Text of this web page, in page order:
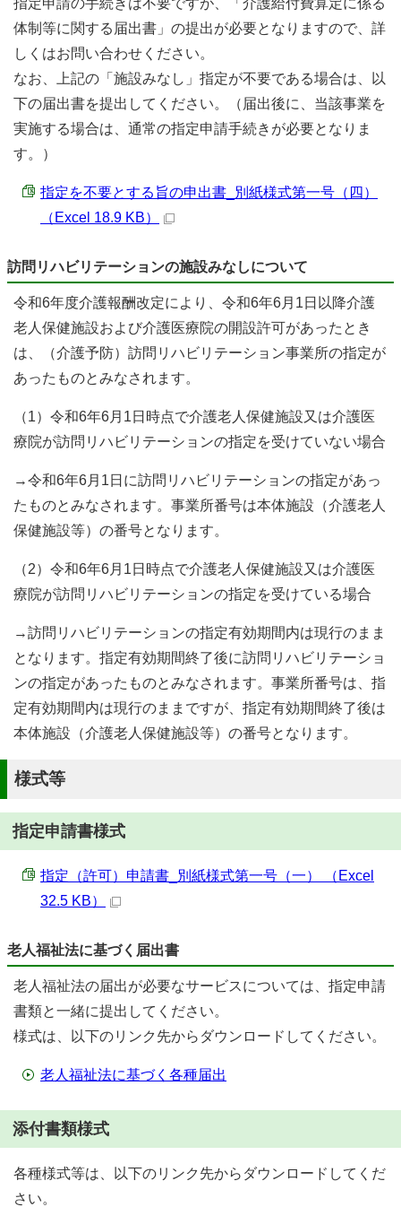
指定申請の手続きは不要ですが、「介護給付費算定に係る
体制等に関する届出書」の提出が必要となりますので、詳
しくはお問い合わせください。
なお、上記の「施設みなし」指定が不要である場合は、以
下の届出書を提出してください。（届出後に、当該事業を
実施する場合は、通常の指定申請手続きが必要となりま
す。）
指定を不要とする旨の申出書_別紙様式第一号（四）
（Excel 18.9 KB）
訪問リハビリテーションの施設みなしについて
令和6年度介護報酬改定により、令和6年6月1日以降介護
老人保健施設および介護医療院の開設許可があったとき
は、（介護予防）訪問リハビリテーション事業所の指定が
あったものとみなされます。
（1）令和6年6月1日時点で介護老人保健施設又は介護医
療院が訪問リハビリテーションの指定を受けていない場合
→令和6年6月1日に訪問リハビリテーションの指定があっ
たものとみなされます。事業所番号は本体施設（介護老人
保健施設等）の番号となります。
（2）令和6年6月1日時点で介護老人保健施設又は介護医
療院が訪問リハビリテーションの指定を受けている場合
→訪問リハビリテーションの指定有効期間内は現行のまま
となります。指定有効期間終了後に訪問リハビリテーショ
ンの指定があったものとみなされます。事業所番号は、指
定有効期間内は現行のままですが、指定有効期間終了後は
本体施設（介護老人保健施設等）の番号となります。
様式等
指定申請書様式
指定（許可）申請書_別紙様式第一号（一） （Excel
32.5 KB）
老人福祉法に基づく届出書
老人福祉法の届出が必要なサービスについては、指定申請
書類と一緒に提出してください。
様式は、以下のリンク先からダウンロードしてください。
老人福祉法に基づく各種届出
添付書類様式
各種様式等は、以下のリンク先からダウンロードしてくだ
さい。